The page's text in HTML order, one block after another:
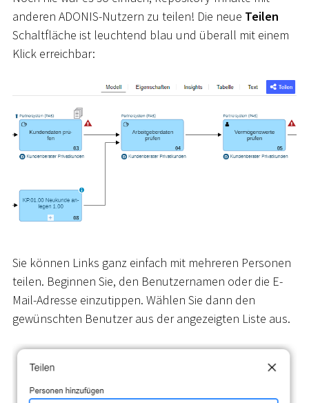
anderen ADONIS-Nutzern zu teilen! Die neue Teilen
Schaltfläche ist leuchtend blau und überall mit einem
Klick erreichbar:
Sie können Links ganz einfach mit mehreren Personen
teilen. Beginnen Sie, den Benutzernamen oder die E-
Mail-Adresse einzutippen. Wählen Sie dann den
gewünschten Benutzer aus der angezeigten Liste aus.